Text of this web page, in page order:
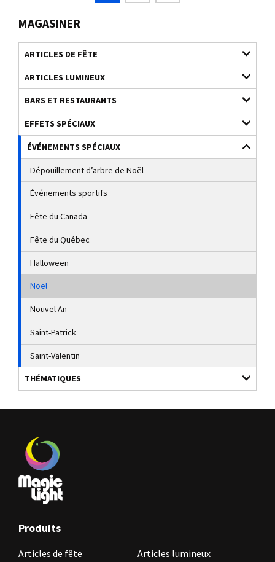
MAGASINER
ARTICLES DE FÊTE
ARTICLES LUMINEUX
BARS ET RESTAURANTS
EFFETS SPÉCIAUX
ÉVÉNEMENTS SPÉCIAUX
Dépouillement d’arbre de Noël
Événements sportifs
Fête du Canada
Fête du Québec
Halloween
Noël
Nouvel An
Saint-Patrick
Saint-Valentin
THÉMATIQUES
Produits
Articles de fête Articles lumineux